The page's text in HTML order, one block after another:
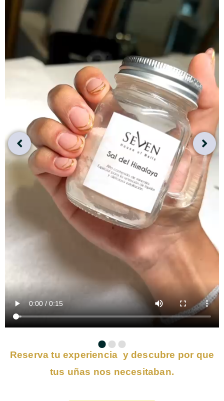
Reserva tu experiencia y descubre por que
tus uñas nos necesitaban.